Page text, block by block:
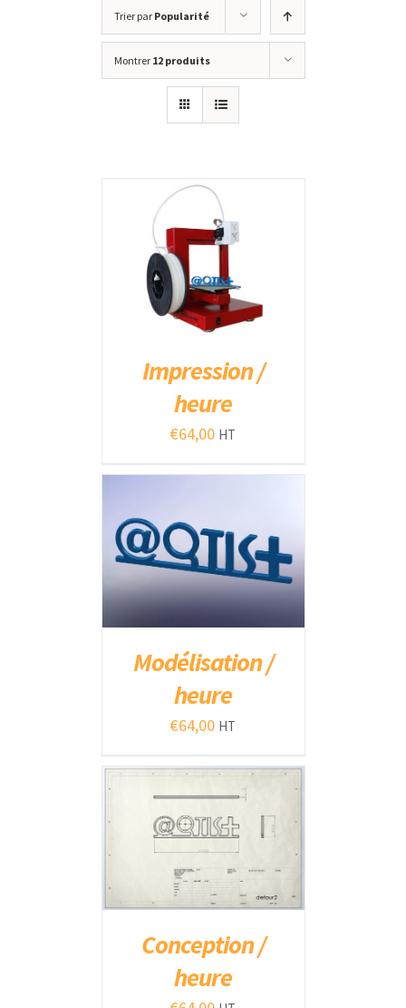
Trier par Popularité
Montrer 12 produits
AJOUTER AU PANIER
DÉTAILS
Impression /
heure
€64,00 HT
AJOUTER AU PANIER
/
DÉTAILS
Modélisation /
heure
€64,00 HT
AJOUTER AU PANIER
DÉTAILS
Conception /
heure